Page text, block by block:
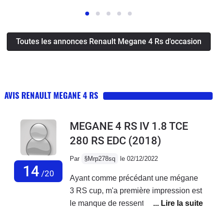
Toutes les annonces Renault Megane 4 Rs d'occasion
AVIS RENAULT MEGANE 4 RS
14/20
MEGANE 4 RS IV 1.8 TCE
280 RS EDC (2018)
Par §Mrp278sq le 02/12/2022
Ayant comme précédant une mégane
3 RS cup, m'a première impression est
le manque de ressenti de